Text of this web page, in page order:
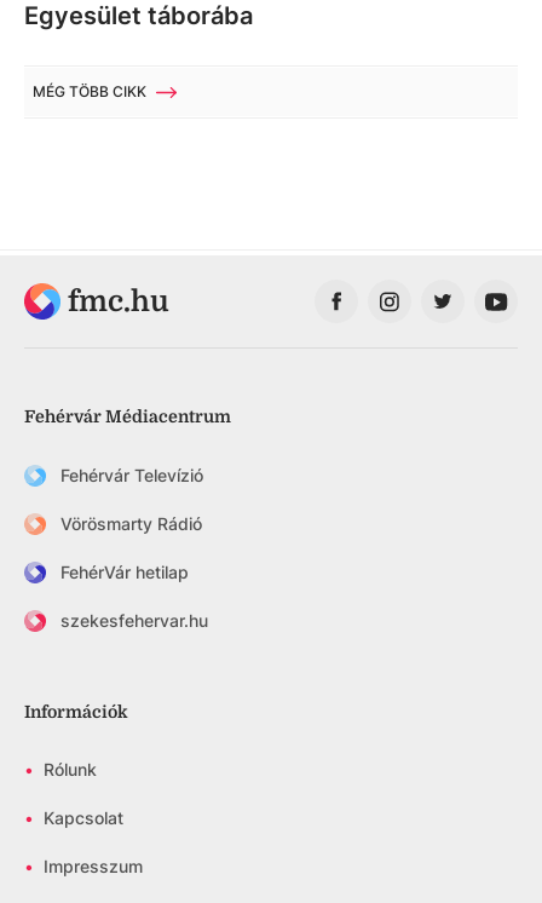
Egyesület táborába
MÉG TÖBB CIKK
fmc.hu
Fehérvár Médiacentrum
Fehérvár Televízió
Vörösmarty Rádió
FehérVár hetilap
szekesfehervar.hu
Információk
• Rólunk
• Kapcsolat
• Impresszum